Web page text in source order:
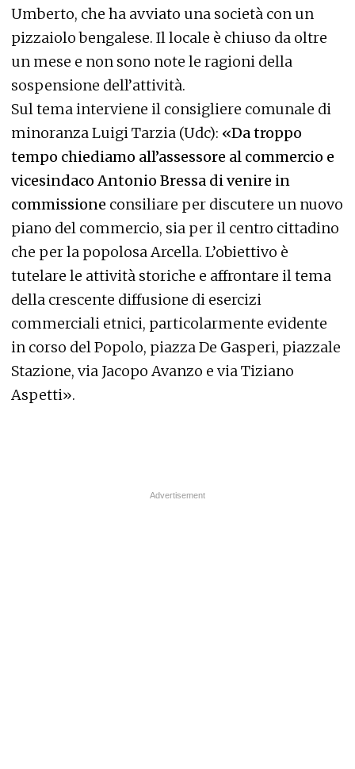
Umberto, che ha avviato una società con un
pizzaiolo bengalese. Il locale è chiuso da oltre
un mese e non sono note le ragioni della
sospensione dell’attività.
Sul tema interviene il consigliere comunale di
minoranza Luigi Tarzia (Udc): «Da troppo
tempo chiediamo all’assessore al commercio e
vicesindaco Antonio Bressa di venire in
commissione consiliare per discutere un nuovo
piano del commercio, sia per il centro cittadino
che per la popolosa Arcella. L’obiettivo è
tutelare le attività storiche e affrontare il tema
della crescente diffusione di esercizi
commerciali etnici, particolarmente evidente
in corso del Popolo, piazza De Gasperi, piazzale
Stazione, via Jacopo Avanzo e via Tiziano
Aspetti».